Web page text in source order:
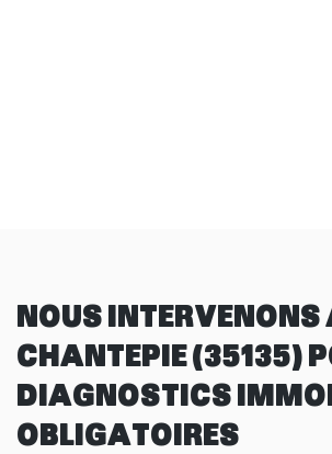
NOUS INTERVENONS
CHANTEPIE (35135)
DIAGNOSTICS
OBLIGATOIRES